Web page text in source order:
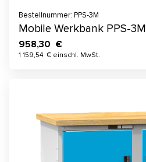
Bestellnummer: PPS-3M
Mobile Werkbank PPS-3M
958,30 €
1 159,54 € einschl. MwSt.